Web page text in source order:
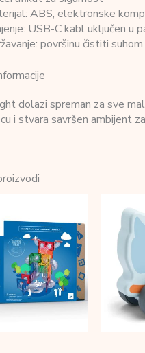
ABS, elektronske
USB-C kabl uključen u
površinu čistiti
dolazi spreman za sve
i stvara savršen ambijent